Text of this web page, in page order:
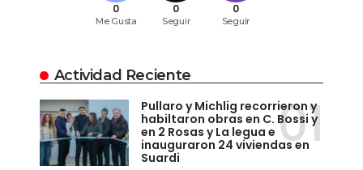
0
Me Gusta
0
Seguir
0
Seguir
Actividad Reciente
Pullaro y Michlig recorrieron y
habiltaron obras en C. Bossi y
en 2 Rosas y La legua e
inauguraron 24 viviendas en
Suardi